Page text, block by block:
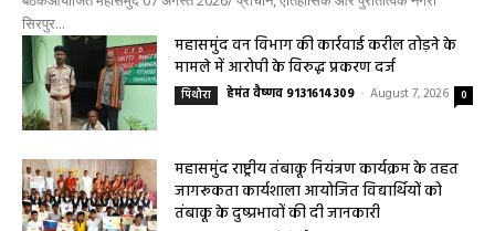
हेमंत वैष्णव 9131614309 August 7, 2026
महासमुंद सांसद की अध्यक्षता में सिरपुर विकास योजना प्रारूप 2041 के संबंध में प्रारंभिक
बैठकआयोजित महासमुंद 07 अगस्त 2026/ प्राचीन, ऐतिहासिक और पुरातत्विक नगरी
सिरपुर...
पिथौरा हेमंत वैष्णव 9131614309 - August 7, 2026